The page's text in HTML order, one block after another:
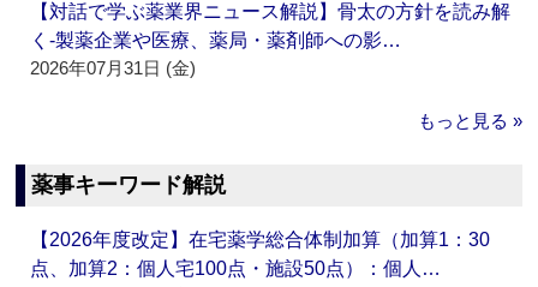
【対話で学ぶ薬業界ニュース解説】骨太の方針を読み解
く‐製薬企業や医療、薬局・薬剤師への影…
2026年07月31日 (金)
もっと見る »
薬事キーワード解説
【2026年度改定】在宅薬学総合体制加算（加算1：30
点、加算2：個人宅100点・施設50点）：個人…